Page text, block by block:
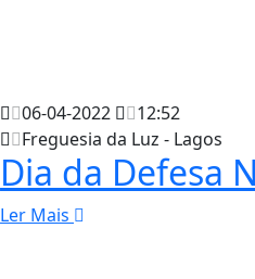
06-04-2022
12:52
Freguesia da Luz - Lagos
Dia da Defesa
Ler Mais